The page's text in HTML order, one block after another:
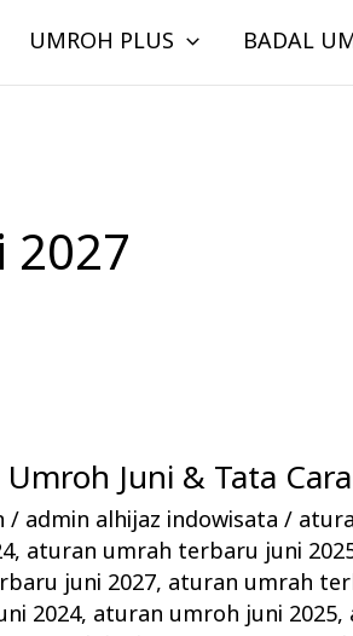
UMROH PLUS BADAL
2027
Juni & Tata
/ admin alhijaz indowisata/
, aturan umrah terbaru juni
juni 2027, aturan umrah
2024, aturan umroh juni 2025,